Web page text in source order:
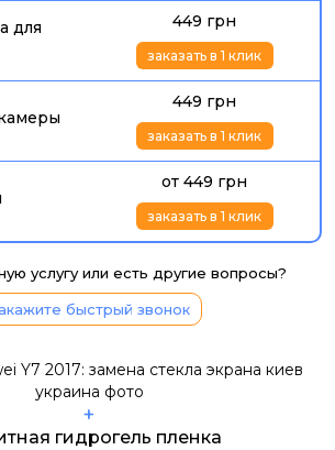
для
449 грн
заказать в 1 клик
449 грн
заказать в 1 клик
от 449 грн
заказать в 1 клик
услугу или есть другие вопросы?
быстрый звонок
+
гидрогель пленка